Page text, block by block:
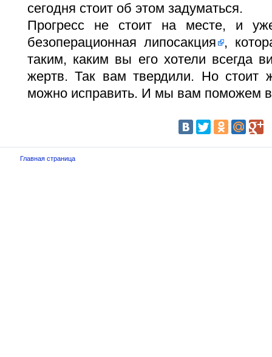
сегодня стоит об этом задуматься.
Прогресс не стоит на месте, и
безоперационная липосакция ,
таким, каким вы его хотели всегда
жертв. Так вам твердили. Но стоит
можно исправить. И мы вам поможем
Главная страница